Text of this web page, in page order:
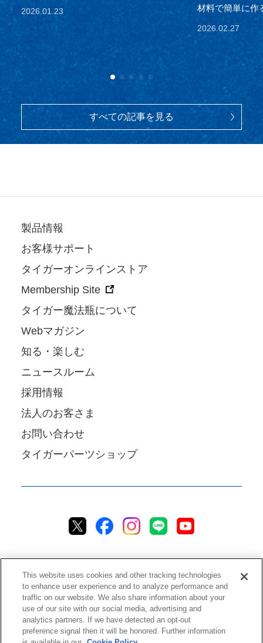
2026.01.23
材料で簡単に作
2026.02.27
すべての記事を見る
製品情報
お客様サポート
タイガーオンラインストア
Membership Site
タイガー魔法瓶について
Webマガジン
知る・楽しむ
ニュースルーム
採用情報
法人のお客さま
お問い合わせ
タイガーパーツショップ
プライバシーポリシー クッキーポリシー
アクセシビリティ
ご利用規約
情報セキュリティ方針
ソーシャルメディア利用方針
This website uses cookies and other tracking technologies
to enhance user experience and to analyze performance and
traffic on our website. We also share information about your
use of our site with our social media, advertising and
analytics partners. If we have detected an opt-out
preference signal then it will be honored. Further information